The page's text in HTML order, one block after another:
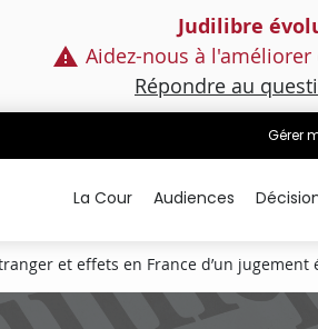
Judilibre
Aidez-nous à
Répondre au
Gérer
La Cour Audiences
et effets en France d’un jugement